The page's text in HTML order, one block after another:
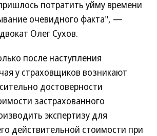
потратить уйму времени
очевидного факта", —
Олег Сухов.
после наступления
у страховщиков возникают
достоверности
застрахованного
экспертизу для
действительной стоимости при